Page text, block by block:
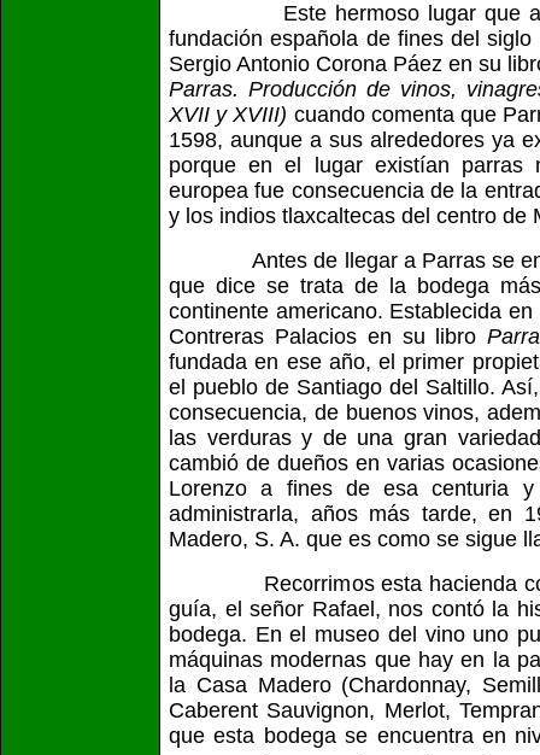
Este hermoso lugar que
fundación española de fines del
Sergio Antonio Corona Páez en su
Parras. Producción de vinos,
XVII y XVIII) cuando comenta que
1598, aunque a sus alrededores ya
porque en el lugar existían
europea fue consecuencia de la
y los indios tlaxcaltecas del centro
Antes de llegar a Parras se
que dice se trata de la bodega
continente americano. Establecida
Contreras Palacios en su libro
fundada en ese año, el primer
el pueblo de Santiago del Saltillo.
consecuencia, de buenos vinos,
las verduras y de una gran
cambió de dueños en varias
Lorenzo a fines de esa centuria
administrarla, años más tarde, en
Madero, S. A. que es como se sigue
Recorrimos esta hacienda
guía, el señor Rafael, nos contó la
bodega. En el museo del vino uno
máquinas modernas que hay en la
la Casa Madero (Chardonnay,
Caberent Sauvignon, Merlot,
que esta bodega se encuentra en